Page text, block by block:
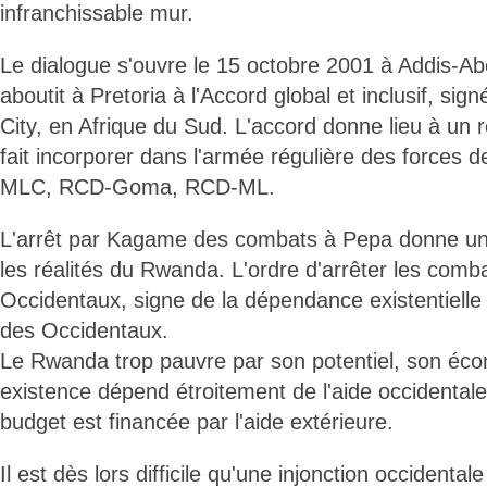
infranchissable mur.
Le dialogue s'ouvre le 15 octobre 2001 à Addis-
aboutit à Pretoria à l'Accord global et inclusif,
City, en Afrique du Sud. L'accord donne lieu à un
fait incorporer dans l'armée régulière des forces
MLC, RCD-Goma, RCD-ML.
L'arrêt par Kagame des combats à Pepa donne
les réalités du Rwanda. L'ordre d'arrêter les
Occidentaux, signe de la dépendance
des Occidentaux.
Le Rwanda trop pauvre par son potentiel, son
existence dépend étroitement de l'aide
budget est financée par l'aide extérieure.
Il est dès lors difficile qu'une injonction